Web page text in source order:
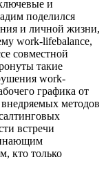
и
поделился
и личной жизни,
work-lifebalance,
совместной
такие
work-
графика от
методов
встречи
кто только